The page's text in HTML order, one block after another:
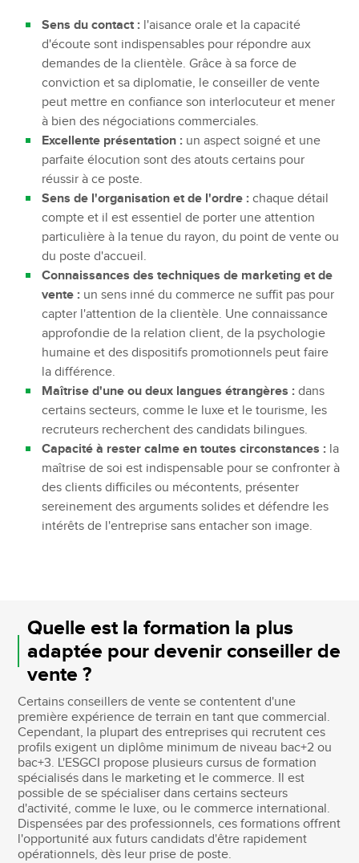
Sens du contact : l'aisance orale et la capacité
d'écoute sont indispensables pour répondre aux
demandes de la clientèle. Grâce à sa force de
conviction et sa diplomatie, le conseiller de vente
peut mettre en confiance son interlocuteur et mener
à bien des négociations commerciales.
Excellente présentation : un aspect soigné et une
parfaite élocution sont des atouts certains pour
réussir à ce poste.
Sens de l'organisation et de l'ordre :chaque détail
compte et il est essentiel de porter une attention
particulière à la tenue du rayon, du point de vente ou
du poste d'accueil.
Connaissances des techniques de marketing et de
vente : un sens inné du commerce ne suffit pas pour
capter l'attention de la clientèle. Une connaissance
approfondie de la relation client, de la psychologie
humaine et des dispositifs promotionnels peut faire
la différence.
Maîtrise d'une ou deux langues étrangères :dans
certains secteurs, comme le luxe et le tourisme, les
recruteurs recherchent des candidats bilingues.
Capacité à rester calme en toutes circonstances : la
maîtrise de soi est indispensable pour se confronter à
des clients difficiles ou mécontents, présenter
sereinement des arguments solides et défendre les
intérêts de l'entreprise sans entacher son image.
Quelle est la formation la plus
adaptée pour devenir conseiller de
vente ?
Certains conseillers de vente se contentent d'une
première expérience de terrain en tant que commercial.
Cependant, la plupart des entreprises qui recrutent ces
profils exigent un diplôme minimum de niveau bac+2 ou
bac+3. L'ESGCI propose plusieurs cursus de formation
spécialisés dans le marketing et le commerce. Il est
possible de se spécialiser dans certains secteurs
d'activité, comme le luxe, ou le commerce international.
Dispensées par des professionnels, ces formations offrent
l'opportunité aux futurs candidats d'être rapidement
opérationnels, dès leur prise de poste.